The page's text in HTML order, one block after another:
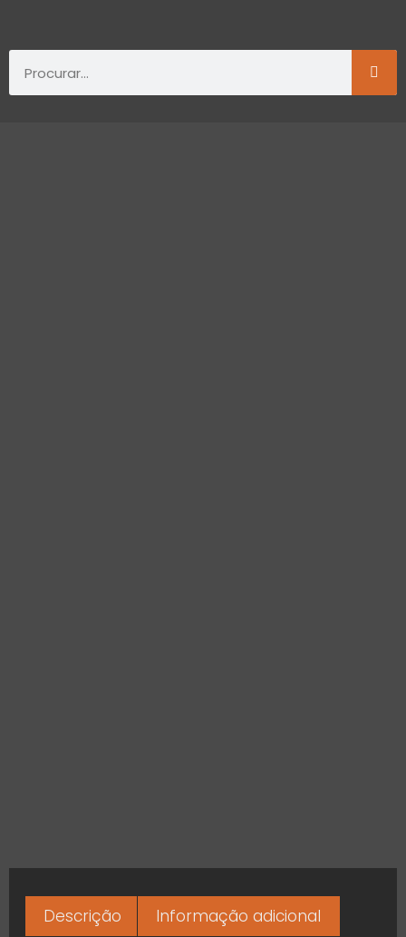
Descrição
Informação adicional